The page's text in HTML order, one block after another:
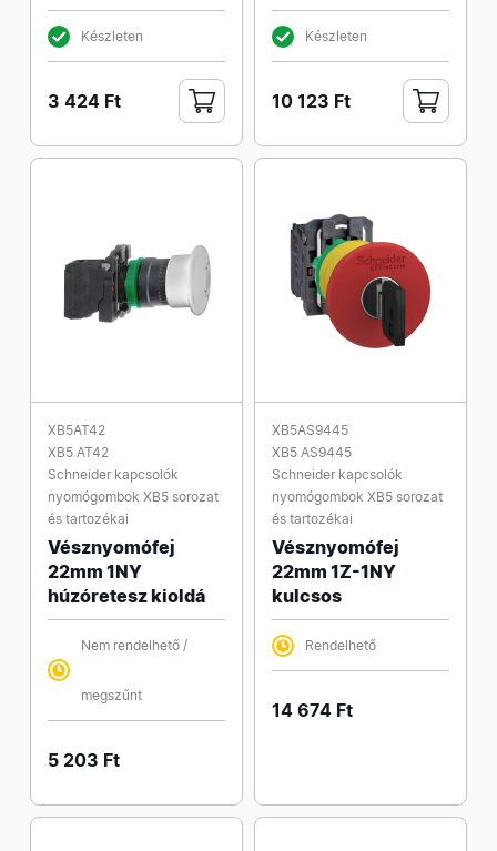
Készleten
3 424 Ft
Készleten
10 123 Ft
XB5AT42
XB5 AT42
Schneider kapcsolók
nyomógombok XB5 sorozat
és tartozékai
Vésznyomófej
22mm 1NY
húzóretesz kioldá
Nem rendelhető /
megszűnt
5 203 Ft
XB5AS9445
XB5 AS9445
Schneider kapcsolók
nyomógombok XB5 sorozat
és tartozékai
Vésznyomófej
22mm 1Z-1NY
kulcsos
Rendelhető
14 674 Ft